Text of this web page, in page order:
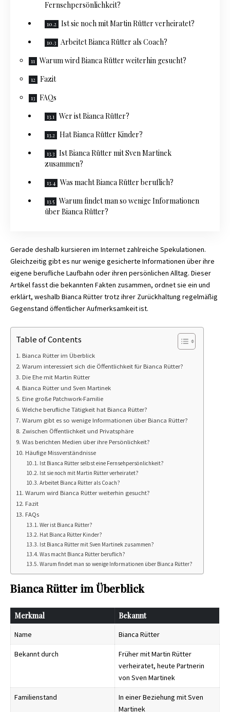
Fernsehpersönlichkeit?
Ist sie noch mit Martin Rütter verheiratet?
Arbeitet Bianca Rütter als Coach?
Warum wird Bianca Rütter weiterhin gesucht?
Fazit
FAQs
Wer ist Bianca Rütter?
Hat Bianca Rütter Kinder?
Ist Bianca Rütter mit Sven Martinek
zusammen?
Was macht Bianca Rütter beruflich?
Warum findet man so wenige Informationen
über Bianca Rütter?
Gerade deshalb kursieren im Internet zahlreiche Spekulationen.
Gleichzeitig gibt es nur wenige gesicherte Informationen über ihre
eigene berufliche Laufbahn oder ihren persönlichen Alltag. Dieser
Artikel fasst die bekannten Fakten zusammen, ordnet sie ein und
erklärt, weshalb Bianca Rütter trotz ihrer Zurückhaltung regelmäßig
Gegenstand öffentlicher Aufmerksamkeit ist.
Table of Contents
Bianca Rütter im Überblick
Warum interessiert sich die Öffentlichkeit für Bianca Rütter?
Die Ehe mit Martin Rütter
Bianca Rütter und Sven Martinek
Eine große Patchwork-Familie
Welche berufliche Tätigkeit hat Bianca Rütter?
Warum gibt es so wenige Informationen über Bianca Rütter?
Zwischen Öffentlichkeit und Privatsphäre
Was berichten Medien über ihre Persönlichkeit?
Häufige Missverständnisse
Ist Bianca Rütter selbst eine Fernsehpersönlichkeit?
Ist sie noch mit Martin Rütter verheiratet?
Arbeitet Bianca Rütter als Coach?
Warum wird Bianca Rütter weiterhin gesucht?
Fazit
FAQs
Wer ist Bianca Rütter?
Hat Bianca Rütter Kinder?
Ist Bianca Rütter mit Sven Martinek zusammen?
Was macht Bianca Rütter beruflich?
Warum findet man so wenige Informationen über Bianca Rütter?
Bianca Rütter im Überblick
Merkmal Bekannt
Name Bianca Rütter
Bekannt durch
Früher mit Martin Rütter
verheiratet, heute Partnerin
von Sven Martinek
Familienstand
In einer Beziehung mit Sven
Martinek